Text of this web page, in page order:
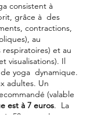
consistent à
grâce à des
contractions,
au
respiratoires) et au
visualisations). Il
yoga dynamique.
adultes. Un
(valable
est à 7 euros. La
à 50 euros. La carte